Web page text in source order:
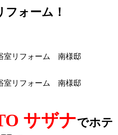
フォーム！
サザナでホテ